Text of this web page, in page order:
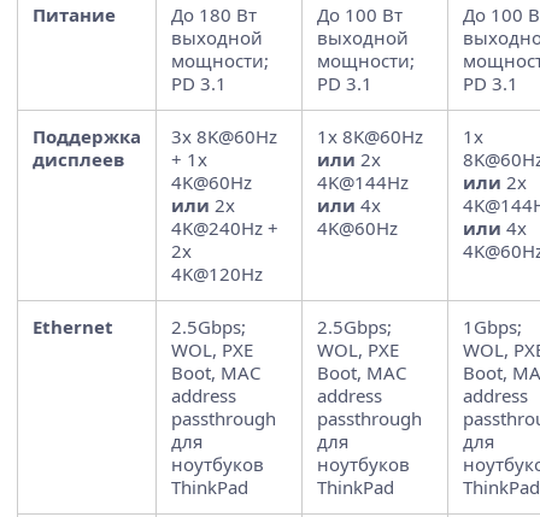
Питание
До 180 Вт
выходной
мощности;
PD 3.1
До 100 Вт
выходной
мощности;
PD 3.1
До 100
PD 3.1
Поддержка
дисплеев
3x 8K@60Hz
+ 1x
4K@60Hz
или 2x
4K@240Hz +
2x
4K@120Hz
1x 8K@60Hz
или 2x
4K@144Hz
или 4x
4K@60Hz
1x
или 2x
или 4x
Ethernet
2.5Gbps;
WOL, PXE
Boot, MAC
address
passthrough
для
ноутбуков
ThinkPad
2.5Gbps;
WOL, PXE
Boot, MAC
address
passthrough
для
ноутбуков
ThinkPad
1Gbps;
WOL,
Boot,
address
для
ThinkPad